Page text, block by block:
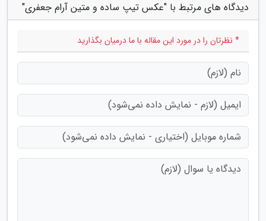
دیدگاه های مرتبط با "عکس تیپ ساده و متین آرام جعفری"
* نظرتان را در مورد این مقاله با ما درمیان بگذارید